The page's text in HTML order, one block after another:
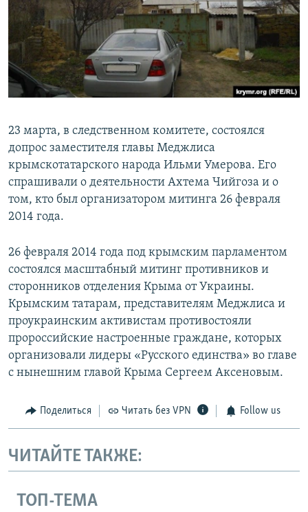
23 марта, в следственном комитете, состоялся
допрос заместителя главы Меджлиса
крымскотатарского народа Ильми Умерова. Его
спрашивали о деятельности Ахтема Чийгоза и о
том, кто был организатором митинга 26 февраля
2014 года.
26 февраля 2014 года под крымским парламентом
состоялся масштабный митинг противников и
сторонников отделения Крыма от Украины.
Крымским татарам, представителям Меджлиса и
проукраинским активистам противостояли
пророссийские настроенные граждане, которых
организовали лидеры «Русского единства» во главе
с нынешним главой Крыма Сергеем Аксеновым.
Поделиться Читать без VPN Follow us
ЧИТАЙТЕ ТАКЖЕ:
ТОП-ТЕМА